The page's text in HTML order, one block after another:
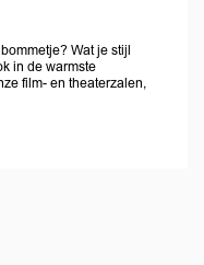
Wat je stijl
in de warmste
film- en theaterzalen,